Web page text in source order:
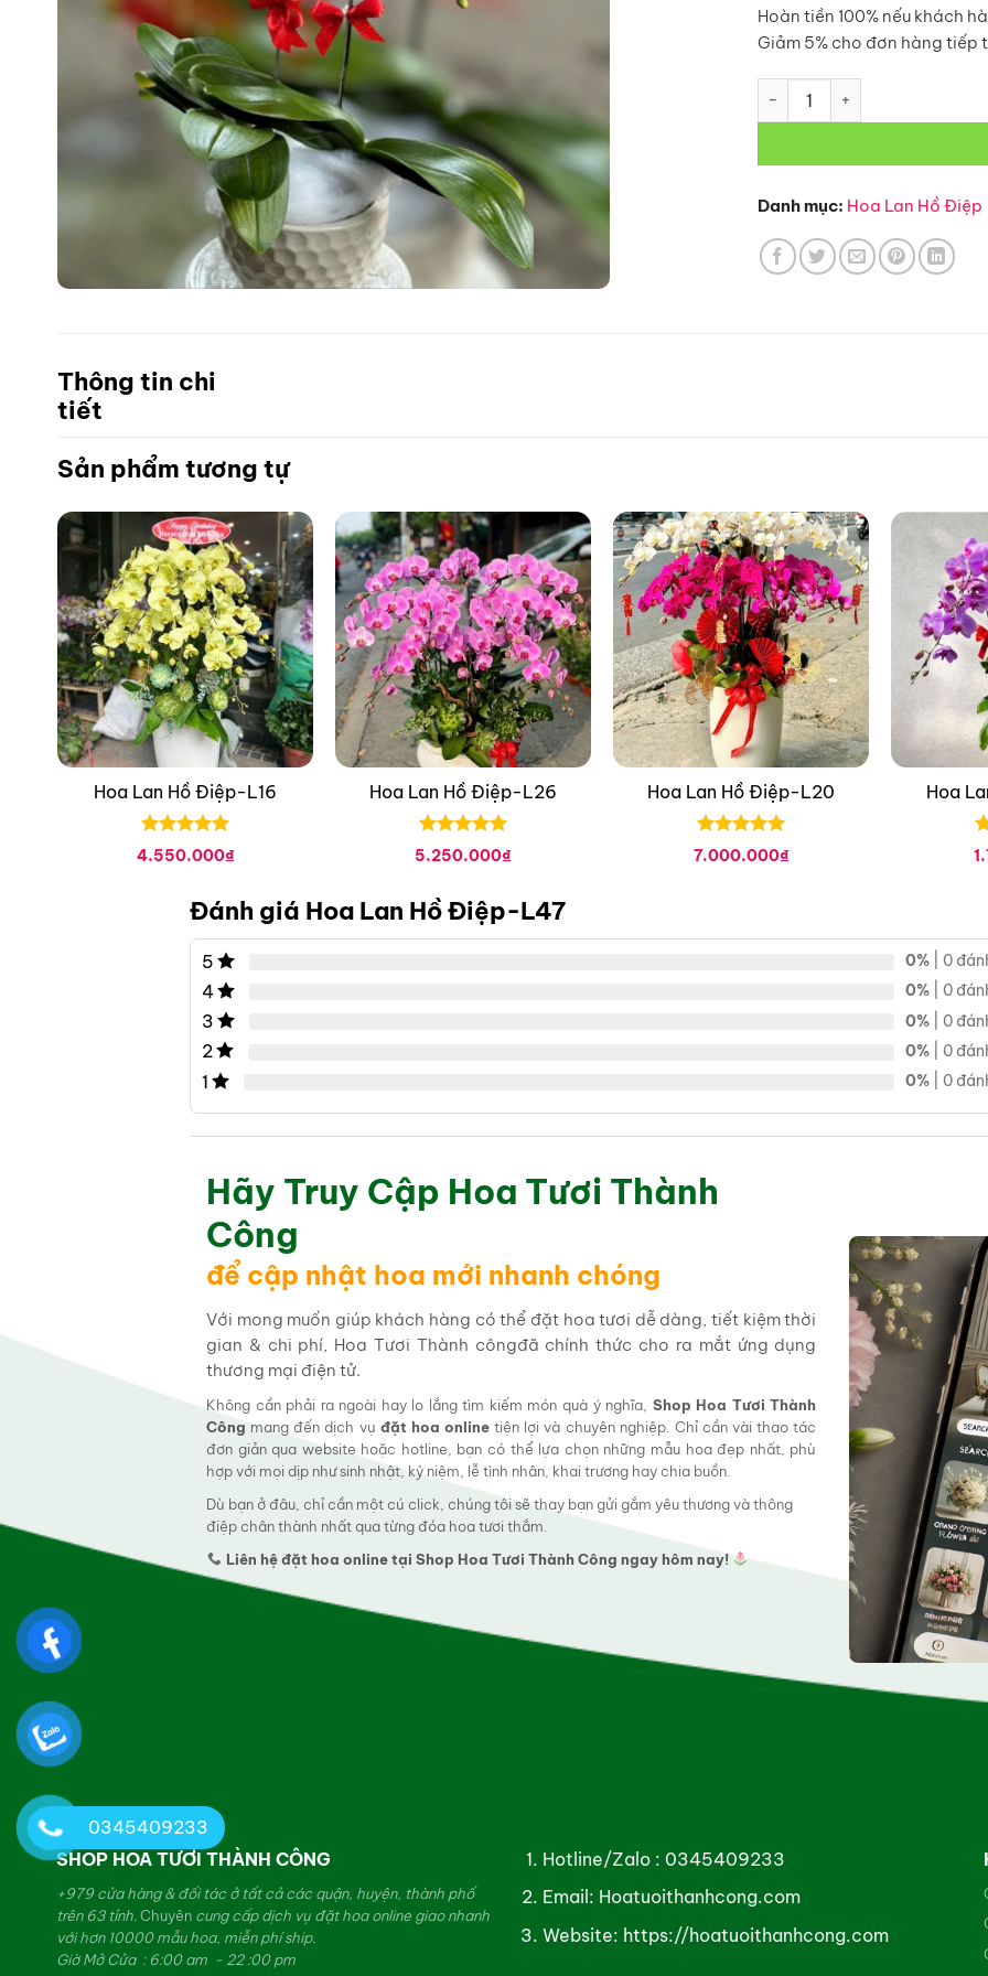
Hoàn tiền 100% nếu khách
Giảm 5% cho đơn hàng tiếp
Hoa Lan Hồ Điệp-L47 số lượng
Danh mục: Hoa Lan Hồ Điệp
Thông tin chi
tiết
Sản phẩm tương tự
Hoa Lan Hồ Điệp-L16
Được xếp
hạng05
4.550.000₫
Hoa Lan Hồ Điệp-L26
Được xếp
hạng05
5.250.000₫
Hoa Lan Hồ Điệp-L20
Được xếp
hạng05
7.000.000₫
Hoa
Đánh giá Hoa Lan Hồ Điệp-L47
5 0% | 0
4 0% | 0
3 0% | 0
2 0% | 0
1 0% | 0
Hãy Truy Cập Hoa Tươi Thành
Công
để cập nhật hoa mới nhanh chóng
Với mong muốn giúp khách hàng có thể đặt hoa tươi dễ dàng, tiết kiệm thời
gian & chi phí, Hoa Tươi Thành côngđã chính thức cho ra mắt ứng dụng
thương mại điện tử.
Không cần phải ra ngoài hay lo lắng tìm kiếm món quà ý nghĩa, Shop Hoa Tươi Thành
Công mang đến dịch vụ đặt hoa onlinetiện lợi và chuyên nghiệp. Chỉ cần vài thao tác
đơn giản qua website hoặc hotline, bạn có thể lựa chọn những mẫu hoa đẹp nhất, phù
hợp với mọi dịp như sinh nhật, kỷ niệm, lễ tình nhân, khai trương hay chia buồn.
Dù bạn ở đâu, chỉ cần một cú click, chúng tôi sẽ thay bạn gửi gắm yêu thương và thông
điệp chân thành nhất qua từng đóa hoa tươi thắm.
Liên hệ đặt hoa online tại Shop Hoa Tươi Thành Công ngay hôm nay!
SHOP HOA TƯƠI THÀNH CÔNG
+979 cửa hàng & đối tác ở tất cả các quận, huyện, thành phố
trên 63 tỉnh. Chuyêncung cấp dịch vụ đặt hoa online giao nhanh
với hơn 10000 mẫu hoa, miễn phí ship.
Giờ Mở Cửa : 6:00 am - 22 :00 pm
Hotline/Zalo : 0345409233
Email: Hoatuoithanhcong.com
Website: https://hoatuoithanhcong.com
0345409233